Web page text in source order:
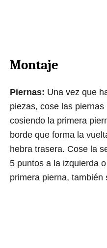
Montaje
Piernas: Una vez que
piezas, cose las
cosiendo la primera
borde que forma la
hebra trasera. Cose la
5 puntos a la izquierda
primera pierna, también